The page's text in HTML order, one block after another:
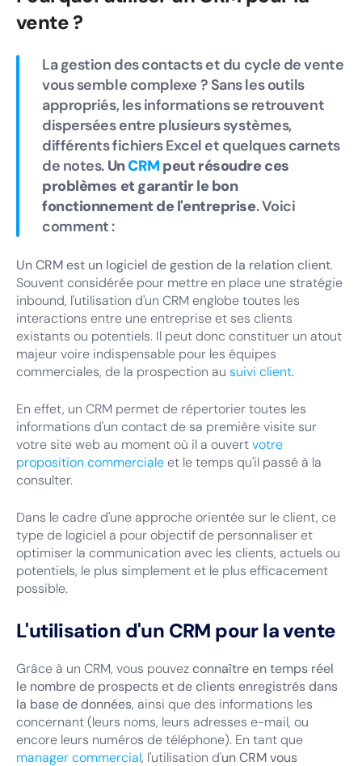
vente ?
La gestion des contacts et du cycle de vente
vous semble complexe ? Sans les outils
appropriés, les informations se retrouvent
dispersées entre plusieurs systèmes,
différents fichiers Excel et quelques carnets
de notes. UnCRM peut résoudre ces
problèmes et garantir le bon
fonctionnement de l'entreprise. Voici
comment :
Un CRM est un logiciel de gestion de la relation client.
Souvent considérée pour mettre en place une stratégie
inbound, l'utilisation d'un CRM englobe toutes les
interactions entre une entreprise et ses clients
existants ou potentiels. Il peut donc constituer un atout
majeur voire indispensable pour les équipes
commerciales, de la prospection au suivi client.
En effet, un CRM permet de répertorier toutes les
informations d'un contact de sa première visite sur
votre site web au moment où il a ouvertvotre
proposition commercialeet le temps qu'il passé à la
consulter.
Dans le cadre d'une approche orientée sur le client, ce
type de logiciel a pour objectif de personnaliser et
optimiser la communication avec les clients, actuels ou
potentiels, le plus simplement et le plus efficacement
possible.
L'utilisation d'un CRM pour la vente
Grâce à un CRM, vous pouvezconnaître en temps réel
le nombre de prospects et de clients enregistrés dans
la base de données, ainsi que des informations les
concernant (leurs noms, leurs adresses e-mail, ou
encore leurs numéros de téléphone). En tant que
manager commercial, l'utilisation d'un CRM vous